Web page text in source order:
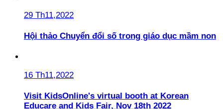
29 Th11,2022
Hội thảo Chuyển đổi số trong giáo dục mầm non
16 Th11,2022
Visit KidsOnline's virtual booth at Korean
Educare and Kids Fair, Nov 18th 2022